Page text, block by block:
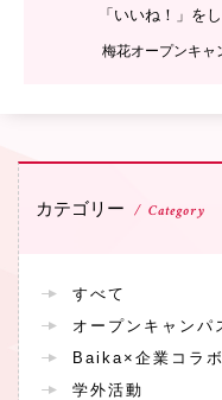
「いいね！」を
梅花オープンキャ
カテゴリー Category
すべて
オープンキャンパ
Baika×企業コラボ
学外活動